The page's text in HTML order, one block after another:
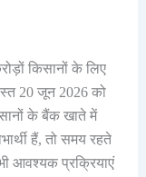
किसानों के लिए
20 जून 2026 को
के बैंक खाते में
हैं, तो समय रहते
आवश्यक प्रक्रियाएं